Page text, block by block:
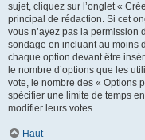
sujet, cliquez sur l’onglet «
principal de rédaction. Si cet
vous n’ayez pas la permission
sondage en incluant au moins
chaque option devant être
le nombre d’options que les
vote, le nombre des « Options
spécifier une limite de temps
modifier leurs votes.
Haut